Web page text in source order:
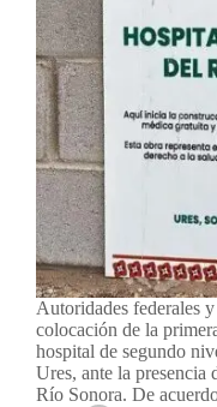
Autoridades federales
colocación de la
hospital de segundo
Ures, ante la presencia
Río Sonora. De